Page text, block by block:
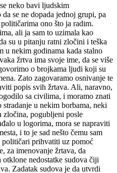
neko bavi ljudskim
se ne dopada jednoj grupi, pa
ono što ja radim.
ali ja sam to uzimala kao
su u pitanju ratni zločini i teška
u nekim godinama kada stalno
žrtva ima svoje ime, da se više
o brojkama ljudi koji su
Zato zagovaramo osnivanje te
popis svih žrtava. Ali, naravno,
sa civilima, i moramo znati
u nekim borbama, neki
zločina, pogubljeni posle
u logorima, mora se napraviti
i to je sad nešto čemu sam
političari prihvatiti uz pomoć
za imenovanje žrtava, da
nedostatke sudova čiji
Zadatak sudova je da utvrdi